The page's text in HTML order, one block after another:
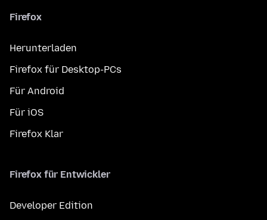
Firefox
Herunterladen
Firefox für Desktop-PCs
Für Android
Für iOS
Firefox Klar
Firefox für Entwickler
Developer Edition